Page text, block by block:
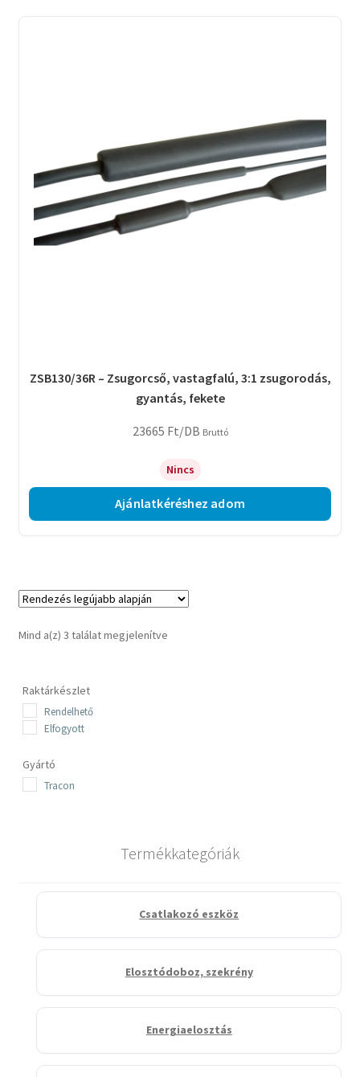
ZSB130/36R – Zsugorcső, vastagfalú, 3:1 zsugorodás,
gyantás, fekete
23665 Ft/DB Bruttó
Nincs
Ajánlatkéréshez adom
Mind a(z) 3 találat megjelenítveSorted
Raktárkészlet
Rendelhető
Elfogyott
Gyártó
Tracon
Termékkategóriák
Csatlakozó eszköz
Elosztódoboz, szekrény
Energiaelosztás